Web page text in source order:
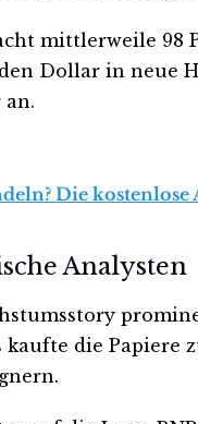
mittlerweile 98
Dollar in neue
Die
Analysten
kaufte die